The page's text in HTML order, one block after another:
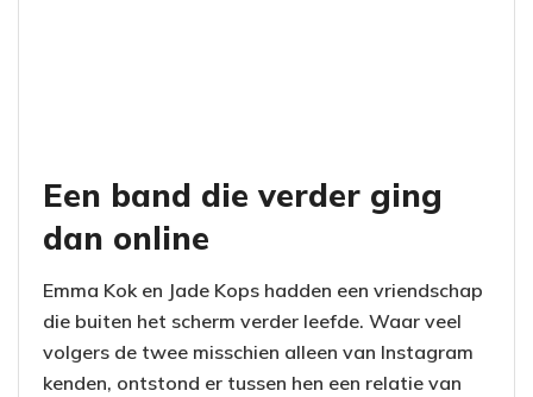
Een band die verder ging
dan online
Emma Kok en Jade Kops hadden een vriendschap
die buiten het scherm verder leefde. Waar veel
volgers de twee misschien alleen van Instagram
kenden, ontstond er tussen hen een relatie van